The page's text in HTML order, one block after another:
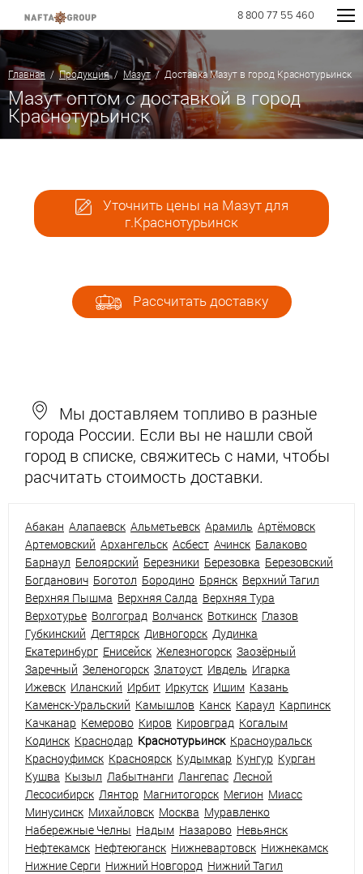
8 800 77 55 460
Главная /Продукция/ Мазут/ Доставка Мазут в город Краснотурьинск
Мазут оптом с доставкой в город
Краснотурьинск
Уточнить цены на Мазут для
г.Краснотурьинск
Рассчитать доставку
Мы доставляем топливо в разные
города России. Если вы не нашли свой
город в списке, свяжитесь с нами, чтобы
расчитать стоимость доставки.
Абакан Алапаевск Альметьевск Арамиль Артёмовск
Артемовский Архангельск Асбест Ачинск Балаково
Барнаул Белоярский Березники Березовка Березовский
Богданович Боготол Бородино Брянск Верхний Тагил
Верхняя Пышма Верхняя Салда Верхняя Тура
Верхотурье Волгоград Волчанск Воткинск Глазов
Губкинский Дегтярск Дивногорск Дудинка
Екатеринбург Енисейск Железногорск Заозёрный
Заречный Зеленогорск Златоуст Ивдель Игарка
Ижевск Иланский Ирбит Иркутск Ишим Казань
Каменск-Уральский Камышлов Канск Караул Карпинск
Качканар Кемерово Киров Кировград Когалым
Кодинск Краснодар Краснотурьинск Красноуральск
Красноуфимск Красноярск Кудымкар Кунгур Курган
Кушва Кызыл Лабытнанги Лангепас Лесной
Лесосибирск Лянтор Магнитогорск Мегион Миасс
Минусинск Михайловск Москва Муравленко
Набережные Челны Надым Назарово Невьянск
Нефтекамск Нефтеюганск Нижневартовск Нижнекамск
Нижние Серги Нижний Новгород Нижний Тагил